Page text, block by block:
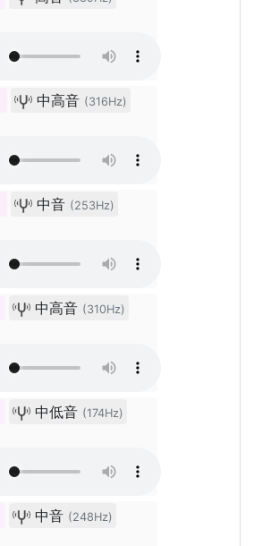
中高音 (316Hz)
中音 (253Hz)
中高音 (310Hz)
中低音 (174Hz)
中音 (248Hz)